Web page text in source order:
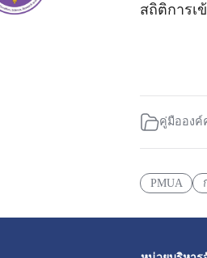
สถิติการเ
คู่มือองค์
PMUA